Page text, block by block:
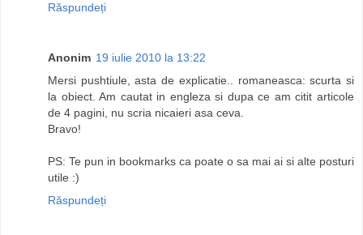
Răspundeți
Anonim 19 iulie 2010 la 13:22
Mersi pushtiule, asta de explicatie.. romaneasca: scurta si
la obiect. Am cautat in engleza si dupa ce am citit articole
de 4 pagini, nu scria nicaieri asa ceva.
Bravo!
PS: Te pun in bookmarks ca poate o sa mai ai si alte posturi
utile :)
Răspundeți